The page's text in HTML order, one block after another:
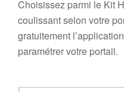
Choisissez parmi le Kit
coulissant selon votre
gratuitement
paramétrer votre portail.